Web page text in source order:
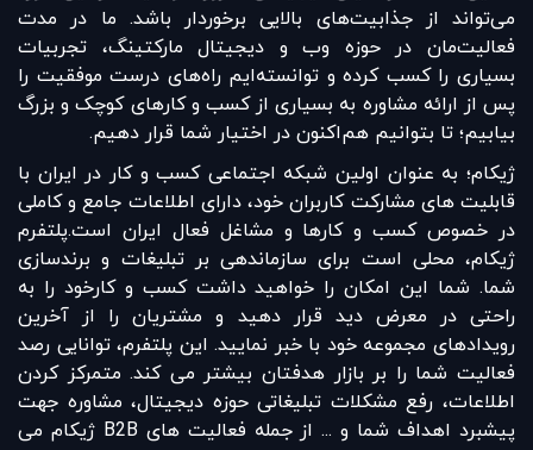
می‌تواند از جذابیت‌های بالایی برخوردار باشد. ما در مدت
فعالیت‌مان در حوزه وب و دیجیتال مارکتینگ، تجربیات
بسیاری را کسب کرده و توانسته‌ایم راه‌های درست موفقیت را
پس از ارائه مشاوره به بسیاری از کسب و کارهای کوچک و بزرگ
بیابیم؛ تا بتوانیم هم‌اکنون در اختیار شما قرار دهیم.
ژیکام؛ به عنوان اولین شبکه اجتماعی کسب و کار در ایران با
قابلیت های مشارکت کاربران خود، دارای اطلاعات جامع و کاملی
در خصوص کسب و کارها و مشاغل فعال ایران است.پلتفرم
ژیکام، محلی است برای سازماندهی بر تبلیغات و برندسازی
شما. شما این امکان را خواهید داشت کسب و کارخود را به
راحتی در معرض دید قرار دهید و مشتریان را از آخرین
رویدادهای مجموعه خود با خبر نمایید. این پلتفرم، توانایی رصد
فعالیت شما را بر بازار هدفتان بیشتر می کند. متمرکز کردن
اطلاعات، رفع مشکلات تبلیغاتی حوزه دیجیتال، مشاوره جهت
پیشبرد اهداف شما و ... از جمله فعالیت های B2B ژیکام می